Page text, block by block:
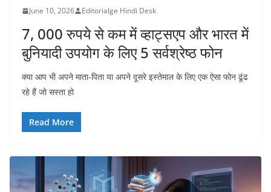
June 10, 2026 Editorialge Hindi Desk
7, 000 रुपये से कम में व्हाट्सएप और भारत में
बुनियादी उपयोग के लिए 5 सर्वश्रेष्ठ फोन
क्या आप भी अपने माता-पिता या अपने दूसरे इस्तेमाल के लिए एक ऐसा फोन ढूंढ
रहे हैं जो सस्ता हो
Read More